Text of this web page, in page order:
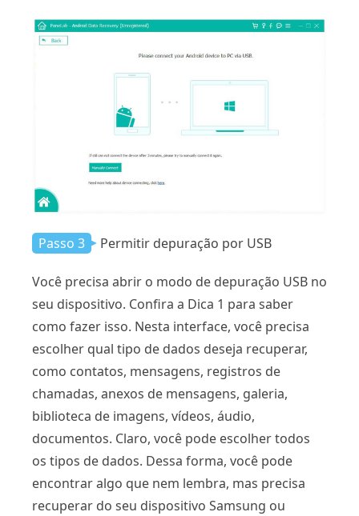
Passo 3 Permitir depuração por USB
Você precisa abrir o modo de depuração USB no
seu dispositivo. Confira a Dica 1 para saber
como fazer isso. Nesta interface, você precisa
escolher qual tipo de dados deseja recuperar,
como contatos, mensagens, registros de
chamadas, anexos de mensagens, galeria,
biblioteca de imagens, vídeos, áudio,
documentos. Claro, você pode escolher todos
os tipos de dados. Dessa forma, você pode
encontrar algo que nem lembra, mas precisa
recuperar do seu dispositivo Samsung ou